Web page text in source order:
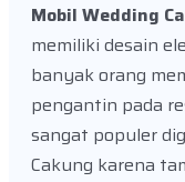
Mobil Wedding
memiliki desain
banyak orang
pengantin pada
sangat populer
Cakung karena